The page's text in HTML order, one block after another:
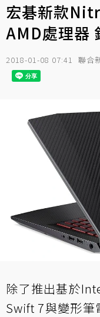
宏碁新款
AMD處理器
2018-01-08 07:41 聯合
除了推出基於
Swift 7與變形筆